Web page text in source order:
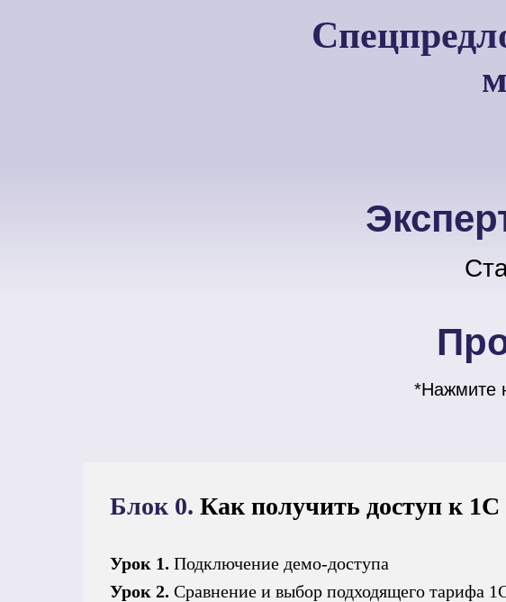
*Нажмите
Блок 0. Как получить доступ к
Урок 1. Подключение демо-доступа
Урок 2. Сравнение и выбор подходящего тарифа